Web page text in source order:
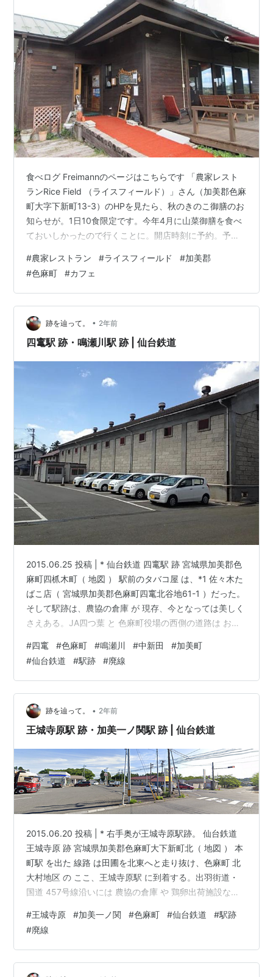
食べログ Freimannのページはこちらです 「農家レスト
ランRice Field （ライスフィールド）」さん（加美郡色麻
町大字下新町13-3）のHPを見たら、秋のきのこ御膳のお
知らせが。1日10食限定です。今年4月に山菜御膳を食べ
ておいしかったので行くことに。開店時刻に予約。予約
いる！お店の方に「ランチは11時半からでは？」と聞い
たら「早く来たお客様が多かったので早く始めました」
ですって！良い席は残っていませんでした。時間調整し
て、まじめに予約時間を守って行ったのに残念ですね。
秋のきのこ御膳2,000円 昨年のきのこ御膳の値段は知り
ませんが…
#農家レストラン #ライスフィールド #加美郡
#色麻町 #カフェ
跡を辿って。 • 2年前
四竃駅 跡・鳴瀬川駅 跡 | 仙台鉄道
2015.06.25 投稿 | * 仙台鉄道 四竃駅 跡 宮城県加美郡色
麻町四枛木町（ 地図 ） 駅前のタバコ屋 は、*1 佐々木た
ばこ店（ 宮城県加美郡色麻町四竃北谷地61-1 ）だった。
そして駅跡は、農協の倉庫 が 現存、今となっては美しく
さえある。JA四つ葉 と 色麻町役場の西側の道路は おそ
に、四竃駅 の向かい、タバコ屋のある色麻町役場の場所
には、【 四竃館 】と言う 城跡 があったらしい。 今とな
っては遺構すら確認できない状態だが。 仙台鉄道 鳴瀬川
駅 跡 宮城県加美郡加美町赤塚（ 地図 ） 線路は鳴瀬川に
架かる国道 457号…
#四竃 #色麻町 #鳴瀬川 #中新田 #加美町
#仙台鉄道 #駅跡 #廃線
跡を辿って。 • 2年前
王城寺原駅 跡・加美一ノ関駅 跡 | 仙台鉄道
2015.06.20 投稿 | * 右手奥が王城寺原駅跡。 仙台鉄道
王城寺原 跡 宮城県加美郡色麻町大下新町北（ 地図 ） 本
町駅 を出た 線路 は田圃を北東へと走り抜け、色麻町 北
大村地区 の ここ、王城寺原駅 に到着する。出羽街道・
国道 457号線沿いには 農協の倉庫 や 鶏卵出荷施設など
のでいくばくかの不自然感を覚えるが否、広大な土地を
有していたのかもしれない。（ 今の「 ローソン色麻上新
町店 」周辺、宮城県加美郡色麻町色麻町大上新町147-1
） しかし、この駅は 物流拠点 と言うよりは 人の輸送が
#王城寺原 #加美一ノ関 #色麻町 #仙台鉄道 #駅跡
#廃線